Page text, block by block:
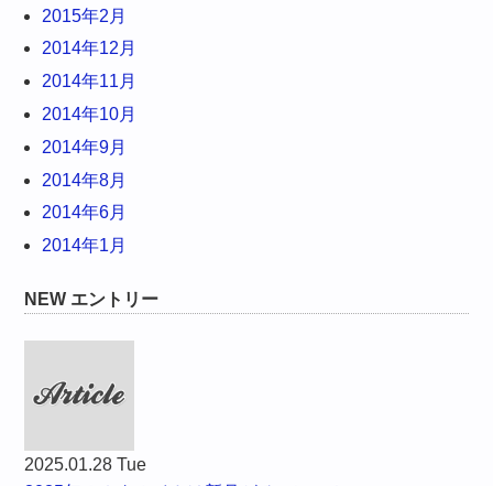
2015年2月
2014年12月
2014年11月
2014年10月
2014年9月
2014年8月
2014年6月
2014年1月
NEW エントリー
2025.01.28 Tue